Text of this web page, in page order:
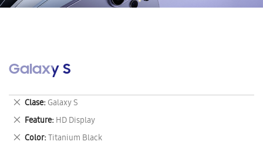
Galaxy S
Clase Galaxy S
Eliminar
este
artículo
Feature HD Display
Eliminar
este
Color Titanium Black
Eliminar